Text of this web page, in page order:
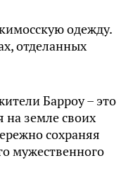
одежду.
отделанных
Барроу – это
земле своих
сохраняя
мужественного